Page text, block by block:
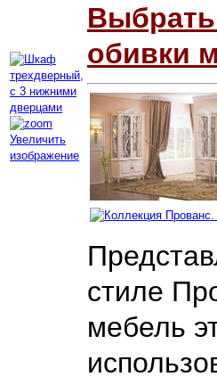
Увеличить
изображение
Выбрать
обивки
стиле
мебель